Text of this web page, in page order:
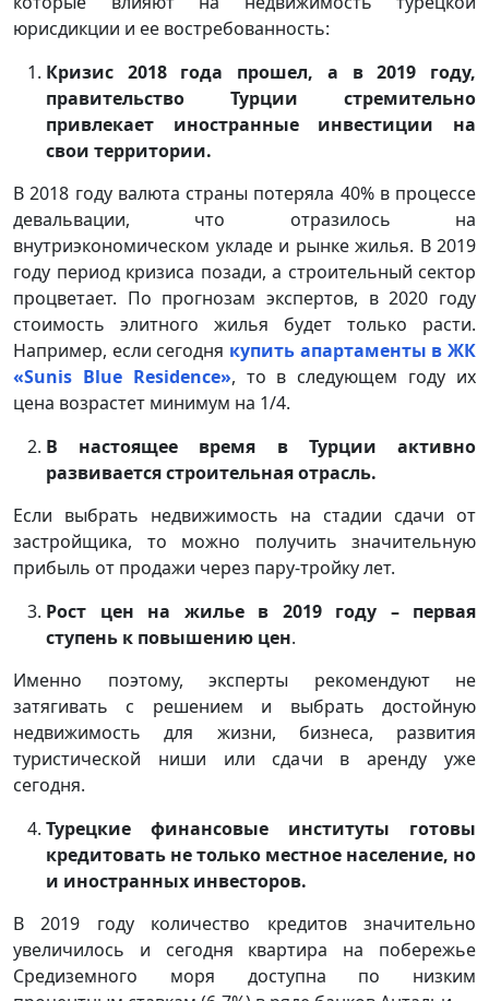
юрисдикции и ее востребованность:
Кризис 2018 года прошел, а в 2019 году,
правительство Турции стремительно
привлекает иностранные инвестиции на
свои территории.
В 2018 году валюта страны потеряла 40% в процессе
девальвации, что отразилось на
внутриэкономическом укладе и рынке жилья. В 2019
году период кризиса позади, а строительный сектор
процветает. По прогнозам экспертов, в 2020 году
стоимость элитного жилья будет только расти.
Например, если сегодня купить апартаменты в ЖК
«Sunis Blue Residence», то в следующем году их
цена возрастет минимум на 1/4.
В настоящее время в Турции активно
развивается строительная отрасль.
Если выбрать недвижимость на стадии сдачи от
застройщика, то можно получить значительную
прибыль от продажи через пару-тройку лет.
Рост цен на жилье в 2019 году – первая
ступень к повышению цен.
Именно поэтому, эксперты рекомендуют не
затягивать с решением и выбрать достойную
недвижимость для жизни, бизнеса, развития
туристической ниши или сдачи в аренду уже
сегодня.
Турецкие финансовые институты готовы
кредитовать не только местное население, но
и иностранных инвесторов.
В 2019 году количество кредитов значительно
увеличилось и сегодня квартира на побережье
Средиземного моря доступна по низким